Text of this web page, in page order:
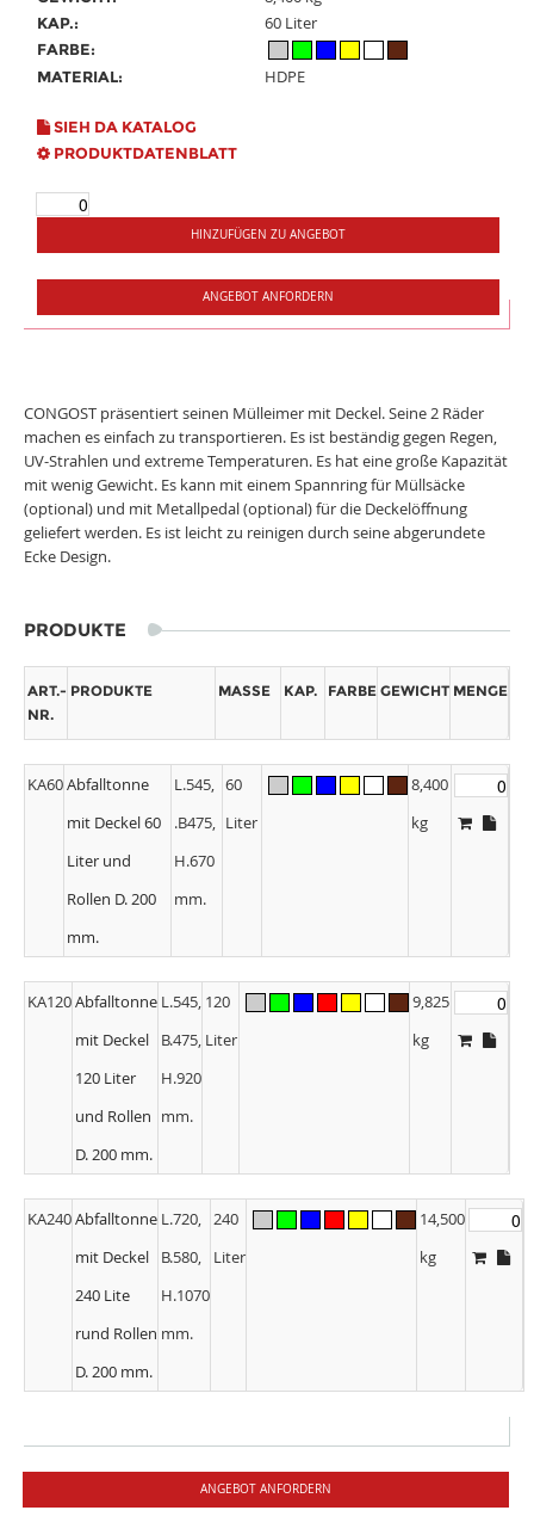
KAP.: 60 Liter
FARBE:
MATERIAL:
HDPE
SIEH DA KATALOG
PRODUKTDATENBLATT
HINZUFÜGEN ZU ANGEBOT
ANGEBOT ANFORDERN
CONGOST präsentiert seinen Mülleimer mit Deckel. Seine 2 Räder
machen es einfach zu transportieren. Es ist beständig gegen Regen,
UV-Strahlen und extreme Temperaturen. Es hat eine große Kapazität
mit wenig Gewicht. Es kann mit einem Spannring für Müllsäcke
(optional) und mit Metallpedal (optional) für die Deckelöffnung
geliefert werden. Es ist leicht zu reinigen durch seine abgerundete
Ecke Design.
PRODUKTE
ART.-
NR.
PRODUKTE MASSE KAP. FARBE GEWICHT MENGE
KA60Abfalltonne
mit Deckel 60
Liter und
Rollen D. 200
mm.
L.545,
.B475,
H.670
mm.
60
Liter
8,400
kg
KA120Abfalltonne
mit Deckel
120 Liter
und Rollen
D. 200 mm.
L.545,
B.475,
H.920
mm.
120
Liter
9,825
kg
KA240Abfalltonne
mit Deckel
240 Lite
rund Rollen
D. 200 mm.
L.720,
B.580,
H.1070
mm.
240
Liter
14,500
kg
ANGEBOT ANFORDERN